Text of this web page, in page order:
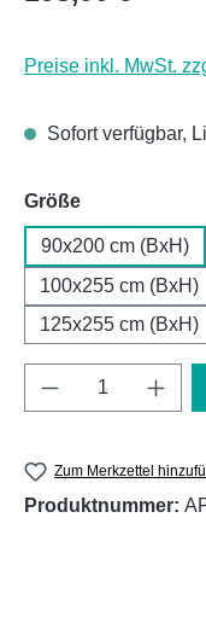
Preise inkl. MwSt.
Sofort verfügbar,
Größeauswählen
90x200 cm (BxH)
100x255 cm (BxH)
125x255 cm (BxH)
Produkt
Zum Merkzettel
Produktnummer: